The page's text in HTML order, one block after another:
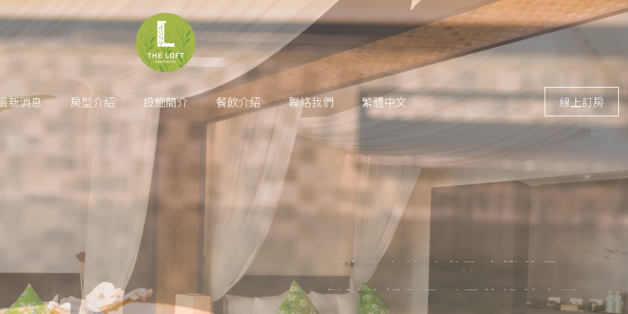
新消息 房型介紹 設施簡介 餐飲介紹 聯絡我們 線上訂房
繁體中文
客 都 能有 著 沐 浴 春 風
宛如置身自 家般輕 鬆 自 在